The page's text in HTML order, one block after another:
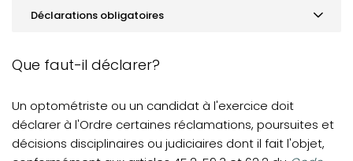
Déclarations obligatoires
Mise à jour (statut, adresse, congé, etc.)
Lieux et permis d'exercice
Déclarations obligatoires
Que faut-il déclarer?
Un optométriste ou un candidat à l'exercice doit
déclarer à l'Ordre certaines réclamations, poursuites et
décisions disciplinaires ou judiciaires dont il fait l'objet,